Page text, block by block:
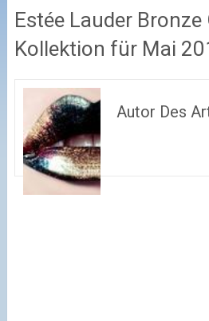
Estée Lauder
Kollektion für Mai
Autor Des